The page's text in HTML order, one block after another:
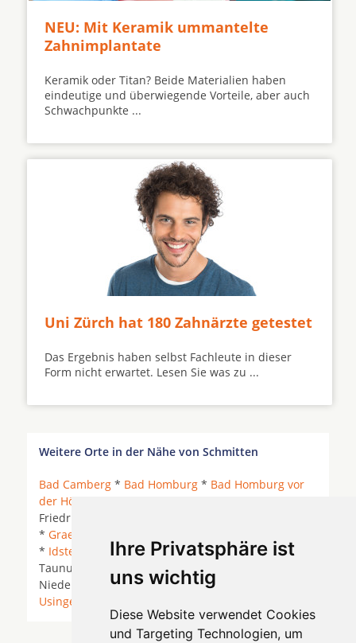
Ihre Privatsphäre ist
uns wichtig
Diese Website verwendet Cookies
und Targeting Technologien, um
NEU: Mit Keramik ummantelte
Zahnimplantate
Keramik oder Titan? Beide Materialien haben
eindeutige und überwiegende Vorteile, aber auch
Schwachpunkte ...
Uni Zürch hat 180 Zahnärzte getestet
Das Ergebnis haben selbst Fachleute in dieser
Form nicht erwartet. Lesen Sie was zu ...
Weitere Orte in der Nähe von Schmitten
Bad Camberg * Bad Homburg * Bad Homburg vor
der Höhe
Friedrichsdorf *
* Graevenwiesbach
* Idstein
* Kelkheim (Taunus) * Kronberg im
Taunus *
Königstein im Taunus
Niedernhausen *Oberursel (Taunus)
Usingen